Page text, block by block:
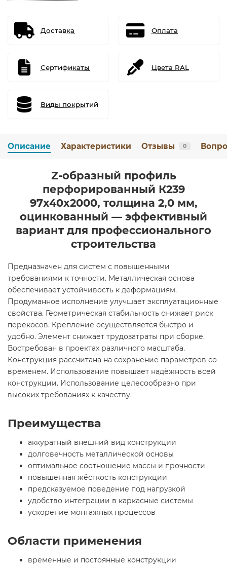
Доставка Оплата
Сертификаты Цвета RAL
Виды покрытий
Описание Характеристики Отзывы 0
Z-образный профиль
перфорированный К239
97x40x2000, толщина 2,0 мм,
оцинкованный — эффективный
вариант для профессионального
строительства
Предназначен для систем с повышенными
требованиями к точности. Металлическая основа
обеспечивает устойчивость к деформациям.
Продуманное исполнение улучшает эксплуатационные
свойства. Геометрическая стабильность снижает риск
перекосов. Крепление осуществляется быстро и
удобно. Элемент снижает трудозатраты при сборке.
Востребован в проектах различного масштаба.
Конструкция рассчитана на сохранение параметров со
временем. Использование повышает надёжность всей
конструкции. Использование целесообразно при
высоких требованиях к качеству.
Преимущества
аккуратный внешний вид конструкции
долговечность металлической основы
оптимальное соотношение массы и прочности
повышенная жёсткость конструкции
предсказуемое поведение под нагрузкой
удобство интеграции в каркасные системы
ускорение монтажных процессов
Области применения
временные и постоянные конструкции